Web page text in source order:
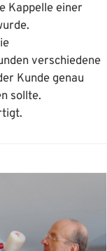
Kappelle einer
verschiedene
Kunde genau
sollte.